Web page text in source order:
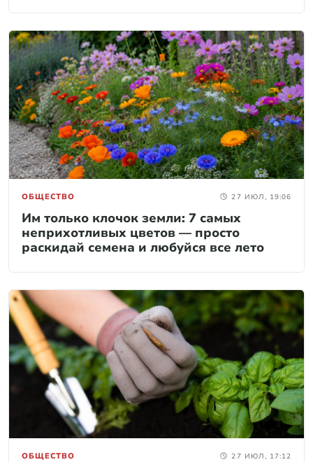
ОБЩЕСТВО 27 ИЮЛ, 19:06
Им только клочок земли: 7 самых
неприхотливых цветов — просто
раскидай семена и любуйся все лето
ОБЩЕСТВО 27 ИЮЛ, 17:12